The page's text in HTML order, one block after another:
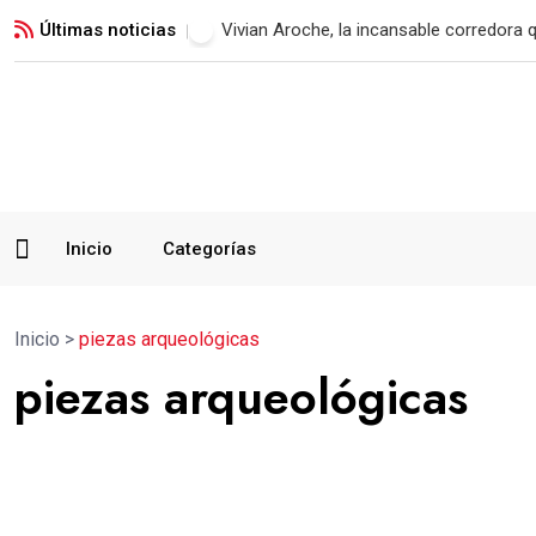
Últimas noticias Xelajú MC consigue su primer triunfo
Inicio Categorías
Inicio > piezas arqueológicas
piezas arqueológicas